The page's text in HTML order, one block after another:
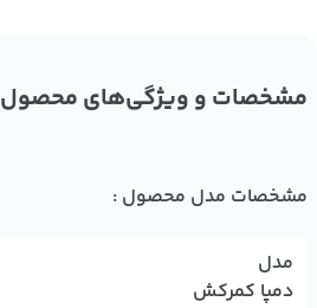
مشخصات و ویژگی‌های محصول
مشخصات مدل محصول :
مدل
دمپا کمرکش